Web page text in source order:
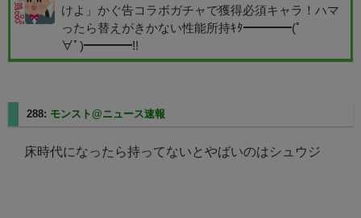
けよ」かぐ告コラボガチャで獲得必須キャラ！ハマ
ったら替えがきかない性能所持ｷﾀ━━━━(ﾟ
∀ﾟ)━━━━!!
288: モンスト@ニュース速報
床時代になったら持ってないとやばいのはシュウジ